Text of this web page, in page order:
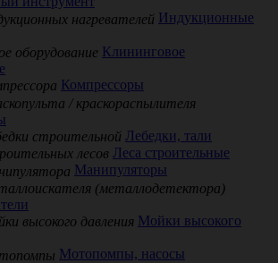
Индукционные
Клининговое
Компрессоры
Лебедки, тали
Леса строительные
Манипуляторы
Мойки высокого
Мотопомпы, насосы